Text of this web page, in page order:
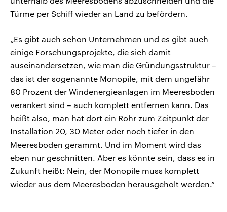
Türme per Schiff wieder an Land zu befördern.
„Es gibt auch schon Unternehmen und es gibt auch
einige Forschungsprojekte, die sich damit
auseinandersetzen, wie man die Gründungsstruktur –
das ist der sogenannte Monopile, mit dem ungefähr
80 Prozent der Windenergieanlagen im Meeresboden
verankert sind – auch komplett entfernen kann. Das
heißt also, man hat dort ein Rohr zum Zeitpunkt der
Installation 20, 30 Meter oder noch tiefer in den
Meeresboden gerammt. Und im Moment wird das
eben nur geschnitten. Aber es könnte sein, dass es in
Zukunft heißt: Nein, der Monopile muss komplett
wieder aus dem Meeresboden herausgeholt werden.“